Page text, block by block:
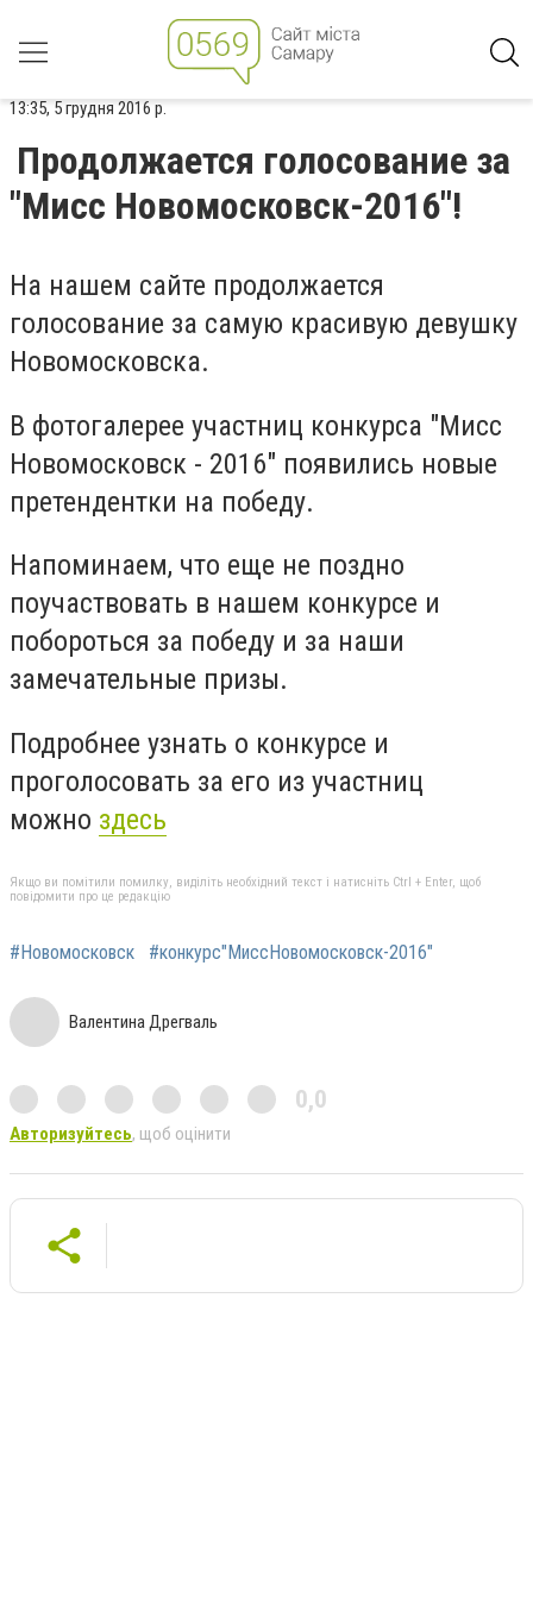
13:35, 5 грудня 2016 р.
Продолжается голосование за
"Мисс Новомосковск-2016"!
На нашем сайте продолжается
голосование за самую красивую девушку
Новомосковска.
В фотогалерее участниц конкурса "Мисс
Новомосковск - 2016" появились новые
претендентки на победу.
Напоминаем, что еще не поздно
поучаствовать в нашем конкурсе и
побороться за победу и за наши
замечательные призы.
Подробнее узнать о конкурсе и
проголосовать за его из участниц
можно здесь
Якщо ви помітили помилку, виділіть необхідний текст і натисніть Ctrl + Enter, щоб
повідомити про це редакцію
#Новомосковск #конкурс"МиссНовомосковск-2016"
Валентина Дрегваль
0,0
Авторизуйтесь, щоб оцінити